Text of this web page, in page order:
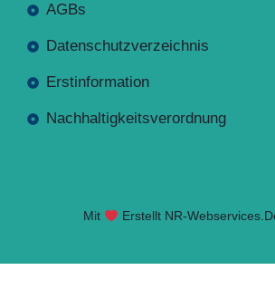
AGBs
Datenschutzverzeichnis
Erstinformation
Nachhaltigkeitsverordnung
Mit Erstellt NR-